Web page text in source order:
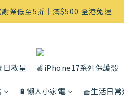
祭低至5折｜滿$500 全港免運
救星 🍎iPhone17系列保護殼
🔋懶人小家電 🧺生活日常